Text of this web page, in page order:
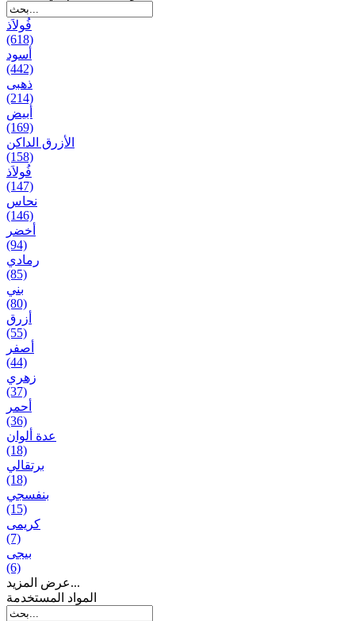
فُولاَذ
(618)
أسود
(442)
ذهبی
(214)
أبيض
(169)
الأزرق الداكن
(158)
فُولاَذ
(147)
نحاس
(146)
أخضر
(94)
رمادي
(85)
بني
(80)
أزرق
(55)
أصفر
(44)
زهري
(37)
أحمر
(36)
عدة ألوان
(18)
برتقالي
(18)
بنفسجي
(15)
کریمی
(7)
بيجی
(6)
عرض المزيد...
المواد المستخدمة